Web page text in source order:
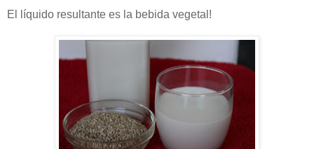
El líquido resultante es la bebida vegetal!